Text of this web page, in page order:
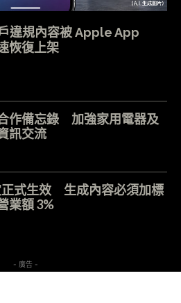
違規內容被 Apple App
恢復上架
作備忘錄 加強家用電器及
訊交流
正式生效 生成內容必須加標
業額 3%
- 廣告 -